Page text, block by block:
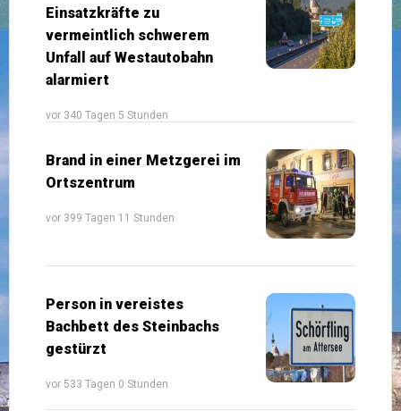
Einsatzkräfte zu
vermeintlich schwerem
Unfall auf Westautobahn
alarmiert
vor 340 Tagen 5 Stunden
Brand in einer Metzgerei im
Ortszentrum
vor 399 Tagen 11 Stunden
Person in vereistes
Bachbett des Steinbachs
gestürzt
vor 533 Tagen 0 Stunden